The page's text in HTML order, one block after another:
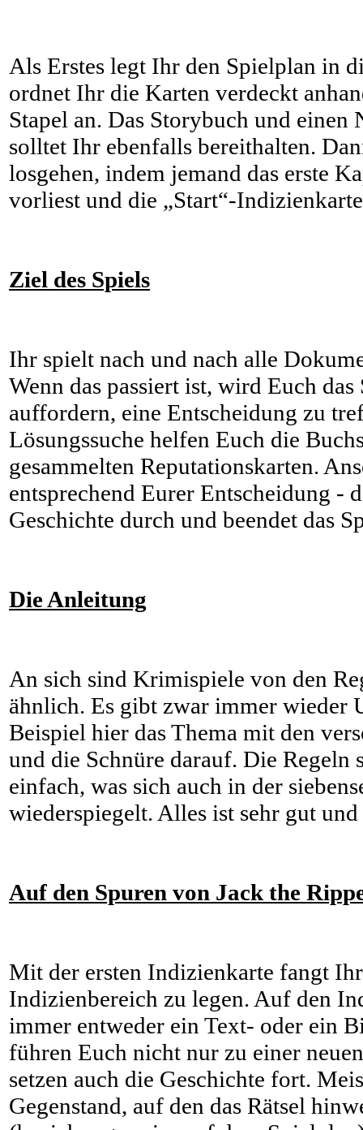
Als Erstes legt Ihr den Spielplan in
ordnet Ihr die Karten verdeckt
Stapel an. Das Storybuch und
solltet Ihr ebenfalls bereithalten.
losgehen, indem jemand das erste
vorliest und die „Start“-
Ziel des Spiels
Ihr spielt nach und nach alle
Wenn das passiert ist, wird Euch
auffordern, eine Entscheidung zu
Lösungssuche helfen Euch die
gesammelten Reputationskarten.
entsprechend Eurer Entscheidung -
Geschichte durch und beendet das
Die Anleitung
An sich sind Krimispiele von den
ähnlich. Es gibt zwar immer wieder
Beispiel hier das Thema mit den
und die Schnüre darauf. Die Regeln
einfach, was sich auch in der
wiederspiegelt. Alles ist sehr gut
Auf den Spuren von Jack the
Mit der ersten Indizienkarte fangt
Indizienbereich zu legen. Auf den
immer entweder ein Text- oder ein
führen Euch nicht nur zu einer
setzen auch die Geschichte fort.
Gegenstand, auf den das Rätsel